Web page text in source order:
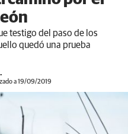
testigo del paso de los
quedó una prueba
a 19/09/2019